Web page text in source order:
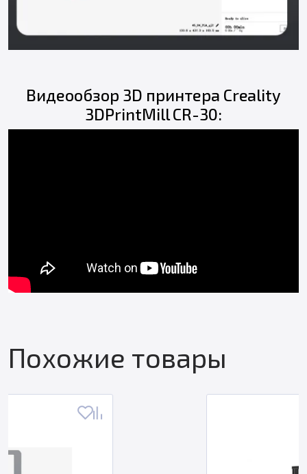
Видеообзор 3D принтера Creality
3DPrintMill CR-30:
Похожие товары